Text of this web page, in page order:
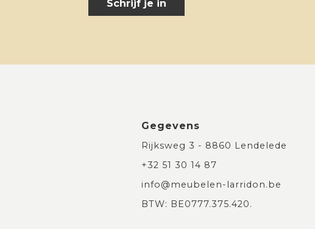
Schrijf je in
Gegevens
Rijksweg 3 - 8860 Lendelede
+32 51 30 14 87
info@meubelen-larridon.be
BTW: BE0777.375.420.